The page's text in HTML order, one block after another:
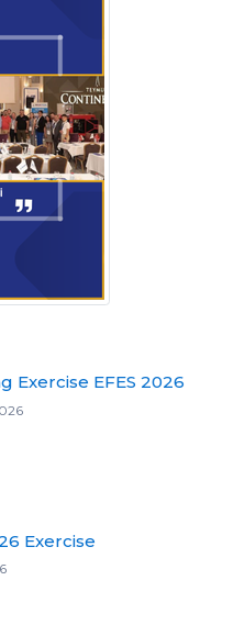
Exercise EFES 2026
Exercise